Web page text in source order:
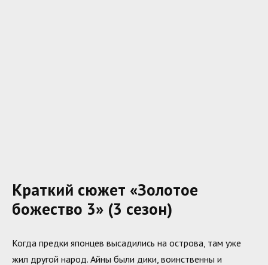
Краткий сюжет «Золотое
божество 3» (3 сезон)
Когда предки японцев высадились на острова, там уже
жил другой народ. Айны были дики, воинственны и